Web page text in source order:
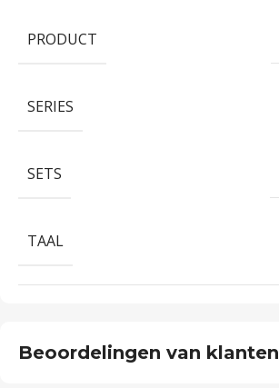
PRODUCT
SERIES
SETS
TAAL
Beoordelingen van klanten